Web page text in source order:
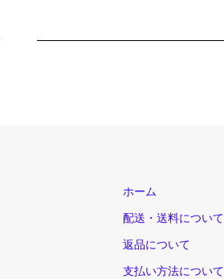
ホーム
配送・送料について
返品について
支払い方法について